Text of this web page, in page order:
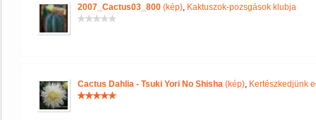
2007_Cactus03_800 (kép), Kaktuszok-pozsgások klubja
Cactus Dahlia - Tsuki Yori No Shisha (kép), Kertészkedjünk